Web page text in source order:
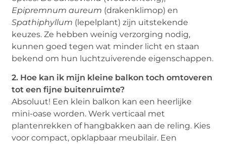
Epipremnum aureum (drakenklimop) en
Spathiphyllum (lepelplant) zijn uitstekende
keuzes. Ze hebben weinig verzorging nodig,
kunnen goed tegen wat minder licht en staan
bekend om hun luchtzuiverende eigenschappen.
2. Hoe kan ik mijn kleine balkon toch omtoveren
tot een fijne buitenruimte?
Absoluut! Een klein balkon kan een heerlijke
mini-oase worden. Werk verticaal met
plantenrekken of hangbakken aan de reling. Kies
voor compact, opklapbaar meubilair. Een